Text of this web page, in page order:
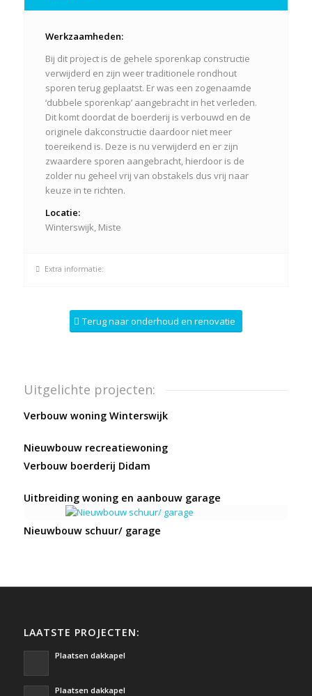
Werkzaamheden:
Bij dit project is de gehele sporenkap constructie
verwijderd en zijn weer traditionele rondhout
sporen terug geplaatst. Er was een zogenaamde
‘dubbele sporenkap’ aangebracht in het verleden.
Dit komt doordat de boerderij is verbouwd en de
originele dakconstructie daardoor niet meer
toereikend is. Deze is nu verwijderd en er zijn
zwaardere sporen aangebracht, hierdoor is de
zolder nu geheel vrij van obstakels dus vrij naar
keuze in te richten.
Locatie:
Winterswijk, Miste
Extra informatie:
Terug naar onderhoud en renovatie
Uitgelichte projecten:
Verbouw woning Winterswijk
Nieuwbouw recreatiewoning
Verbouw boerderij Didam
Uitbreiding woning en aanbouw garage
Nieuwbouw schuur/ garage
LAATSTE PROJECTEN:
Plaatsen dakkapel
Plaatsen dakkapel